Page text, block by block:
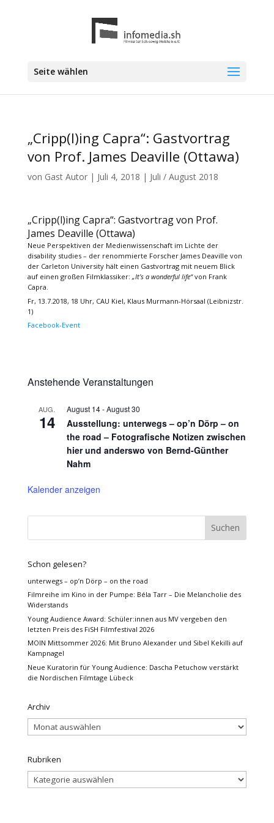
Seite wählen
„Cripp(l)ing Capra“: Gastvortrag
von Prof. James Deaville (Ottawa)
von Gast Autor| Juli 4, 2018 | Juli / August 2018
„Cripp(l)ing Capra“: Gastvortrag von Prof.
James Deaville (Ottawa)
Neue Perspektiven der Medienwissenschaft im Lichte der
disability studies – der renommierte Forscher James Deaville von
der Carleton University hält einen Gastvortrag mit neuem Blick
auf einen großen Filmklassiker: „It’s a wonderful life“von Frank
Capra.
Fr, 13.7.2018, 18 Uhr, CAU Kiel, Klaus Murmann-Hörsaal (Leibnizstr.
1)
Facebook-Event
Anstehende Veranstaltungen
AUG.
14
August 14-August 30
Ausstellung: unterwegs – op’n Dörp – on
the road – Fotografische Notizen zwischen
hier und anderswo von Bernd-Günther
Nahm
Kalender anzeigen
Schon gelesen?
unterwegs – op’n Dörp – on the road
Filmreihe im Kino in der Pumpe: Béla Tarr – Die Melancholie des
Widerstands
Young Audience Award: Schüler:innen aus MV vergeben den
letzten Preis des FiSH Filmfestival 2026
MOIN Mittsommer 2026: Mit Bruno Alexander und Sibel Kekilli auf
Kampnagel
Neue Kuratorin für Young Audience: Dascha Petuchow verstärkt
die Nordischen Filmtage Lübeck
Archiv
Archiv
Rubriken
Rubriken